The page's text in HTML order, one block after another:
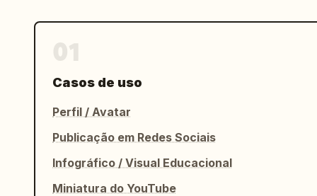
Casos de uso
Perfil / Avatar
Publicação em Redes Sociais
Infográfico / Visual Educacional
Miniatura do YouTube